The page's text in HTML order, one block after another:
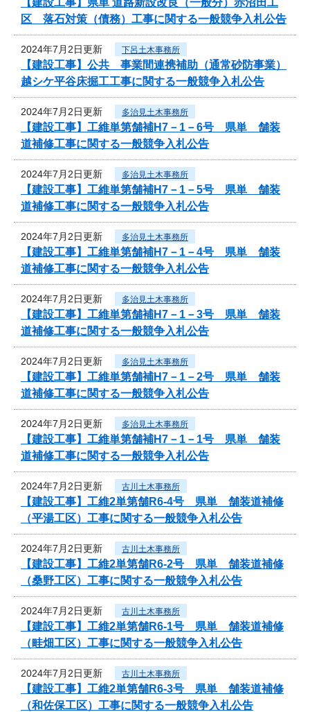
区 落石対策（債務）工事に関する一般競争入札公告
2024年7月2日更新 下呂土木事務所
【建設工事】公共 事業間連携補助（通常砂防事業）
越シケ平谷床掘工工事に関する一般競争入札公告
2024年7月2日更新 多治見土木事務所
【建設工事】工維単第舗補H7－1－6号 県単 舗装
道補修工事に関する一般競争入札公告
2024年7月2日更新 多治見土木事務所
【建設工事】工維単第舗補H7－1－5号 県単 舗装
道補修工事に関する一般競争入札公告
2024年7月2日更新 多治見土木事務所
【建設工事】工維単第舗補H7－1－4号 県単 舗装
道補修工事に関する一般競争入札公告
2024年7月2日更新 多治見土木事務所
【建設工事】工維単第舗補H7－1－3号 県単 舗装
道補修工事に関する一般競争入札公告
2024年7月2日更新 多治見土木事務所
【建設工事】工維単第舗補H7－1－2号 県単 舗装
道補修工事に関する一般競争入札公告
2024年7月2日更新 多治見土木事務所
【建設工事】工維単第舗補H7－1－1号 県単 舗装
道補修工事に関する一般競争入札公告
2024年7月2日更新 古川土木事務所
【建設工事】工維2単第舗R6-4号 県単 舗装道補修
（平湯工区）工事に関する一般競争入札公告
2024年7月2日更新 古川土木事務所
【建設工事】工維2単第舗R6-2号 県単 舗装道補修
（桑野工区）工事に関する一般競争入札公告
2024年7月2日更新 古川土木事務所
【建設工事】工維2単第舗R6-1号 県単 舗装道補修
（畦畑工区）工事に関する一般競争入札公告
2024年7月2日更新 古川土木事務所
【建設工事】工維2単第舗R6-3号 県単 舗装道補修
（和佐保工区）工事に関する一般競争入札公告